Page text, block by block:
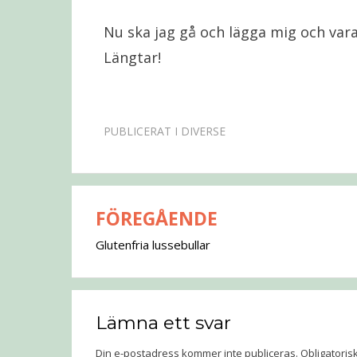
Nu ska jag gå och lägga mig och
Längtar!
PUBLICERAT I DIVERSE
Inläggsnavigering
FÖREGÅENDE
Glutenfria lussebullar
Lämna ett svar
Din e-postadress kommer inte publiceras.